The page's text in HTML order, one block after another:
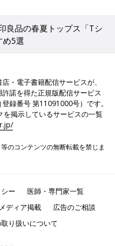
良品の春夏トップス「Tシ
め5選
・電子書籍配信サービスが、
諾を得た正規版配信サービス
録番号 第11091000号）です。
を掲示しているサービスの一覧
のコンテンツの無断転載を禁じま
ー
医師・専門家一覧
ディア掲載
広告のご相談
り扱いについて